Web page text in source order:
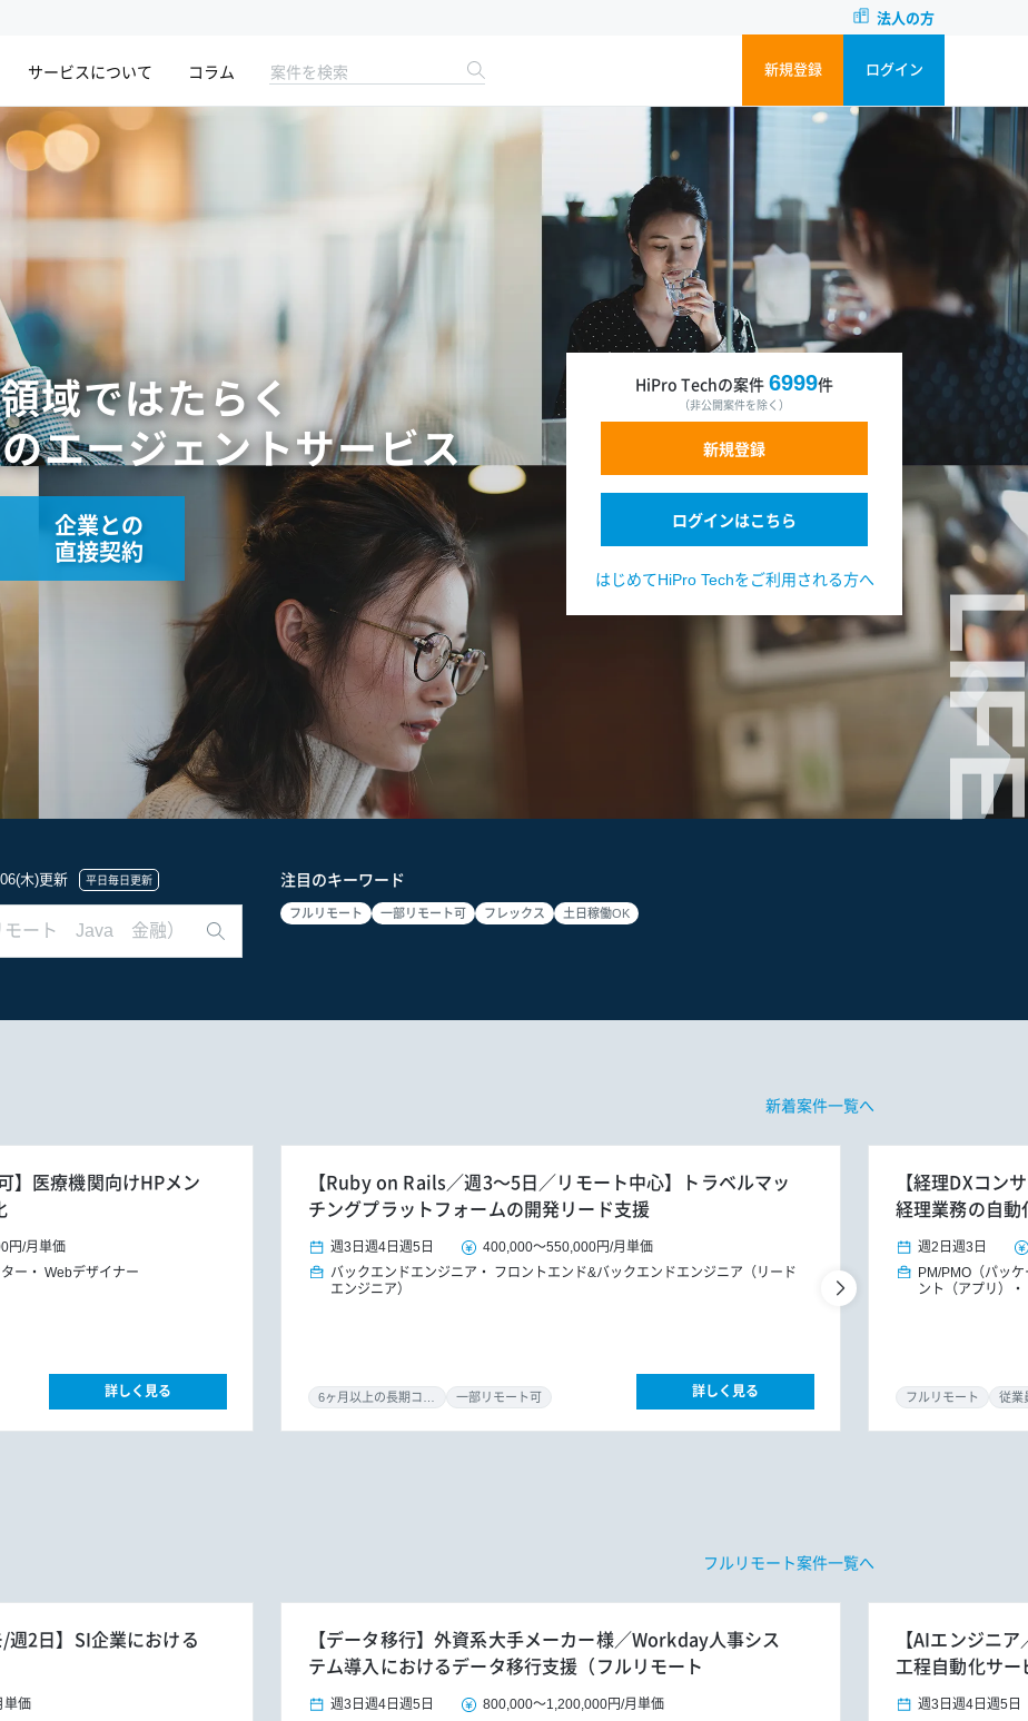
法人の方
新規登録 ログイン
サービスについて コラム
域ではたらく
エージェントサービス
企業との
直接契約
HiPro Techの案件 6999件
（非公開案件を除く）
新規登録
ログインはこちら
はじめてHiPro Techをご利用される方へ
木)更新 平日毎日更新 注目のキーワード
フルリモート 一部リモート可 フレックス 土日稼働OK
新着案件一覧へ
】医療機関向けHPメン
円/月単価
ー Webデザイナー
詳しく見る
【Ruby on Rails／週3～5日／リモート中心】トラベルマッ
チングプラットフォームの開発リード支援
週3日 週4日 週5日 400,000～550,000円/月単価
バックエンドエンジニア
フロントエンド&バックエンドエンジニア（リード
エンジニア）
一部リモート可 詳しく見る
【経理DXコン
経理業務の自動
週2日 週3日
PM/PMO（パッ
ント（アプリ）
フルリモート 従業
フルリモート案件一覧へ
週2日】SI企業における
単価
【データ移行】外資系大手メーカー様／Workday人事シス
テム導入におけるデータ移行支援（フルリモート
週3日 週4日 週5日 800,000～1,200,000円/月単価
【AIエンジニ
工程自動化サ
週3日 週4日 週5日